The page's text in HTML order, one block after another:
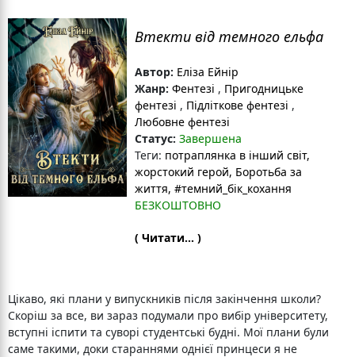
Втекти від темного ельфа
Автор: Еліза Ейнір
Жанр: Фентезі , Пригодницьке
фентезі , Підліткове фентезі ,
Любовне фентезі
Статус: Завершена
Теги: потраплянка в інший світ,
жорстокий герой, Боротьба за
життя, #темний_бік_кохання
БЕЗКОШТОВНО
( Читати... )
Цікаво, які плани у випускників після закінчення школи?
Скоріш за все, ви зараз подумали про вибір університету,
вступні іспити та суворі студентські будні. Мої плани були
саме такими, доки стараннями однієї принцеси я не